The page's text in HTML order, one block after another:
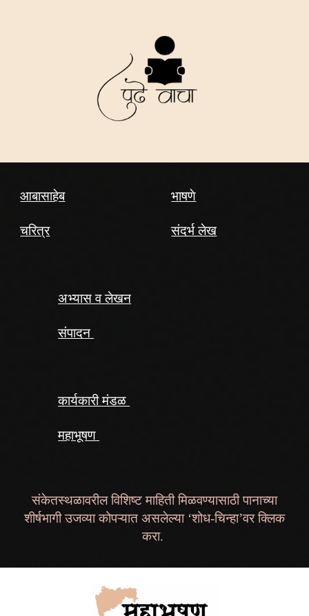
आबासाहेब
चरित्र
भाषणे
संदर्भ लेख
अभ्यास व लेखन
संपादन
कार्यकारी मंडळ
महाभूषण
संकेतस्थळावरील विशिष्ट माहिती मिळवण्यासाठी पानाच्या
शीर्षभागी उजव्या कोपऱ्यात असलेल्या ‘शोध-चिन्हा’वर क्लिक
करा.